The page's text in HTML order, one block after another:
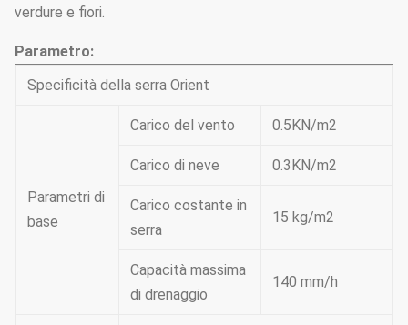
verdure e fiori.
Parametro:
Specificità della serra Orient
Parametri di
base
Carico del vento 0.5KN/m2
Carico di neve 0.3KN/m2
Carico costante in
serra
15 kg/m2
Capacità massima
di drenaggio
140 mm/h